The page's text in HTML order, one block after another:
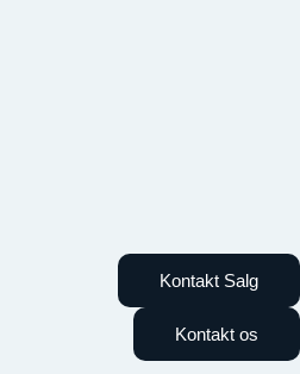
Kontakt Salg
Kontakt os